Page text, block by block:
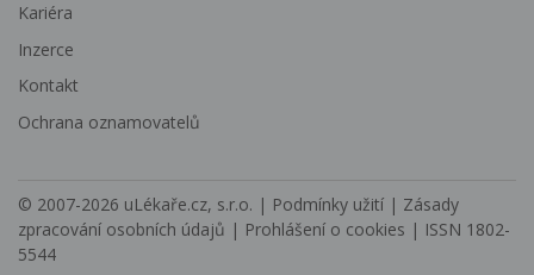
Kariéra
Inzerce
Kontakt
Ochrana oznamovatelů
© 2007-2026 uLékaře.cz, s.r.o. | Podmínky užití | Zásady
zpracování osobních údajů | Prohlášení o cookies | ISSN 1802-
5544